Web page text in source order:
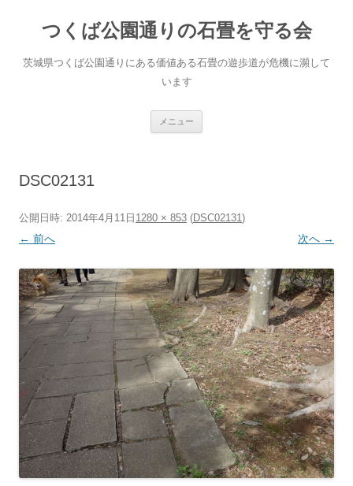
へ
ス
つくば公園通りの石畳を守る会
茨城県つくば公園通りにある価値ある石畳の遊歩道が危機に瀕して
います
メニュー
DSC02131
公開日時: 2014年4月11日 1280 × 853 (DSC02131)
← 前へ 次へ →